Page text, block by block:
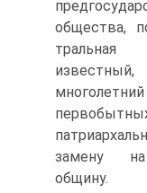
общества,
тральная
замену на
общину.